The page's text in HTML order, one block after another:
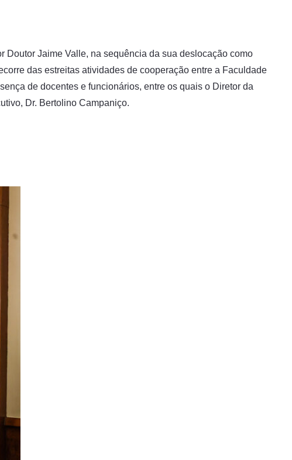
Doutor Jaime Valle, na sequência da sua deslocação como
das estreitas atividades de cooperação entre a Faculdade
de docentes e funcionários, entre os quais o Diretor da
Dr. Bertolino Campaniço.